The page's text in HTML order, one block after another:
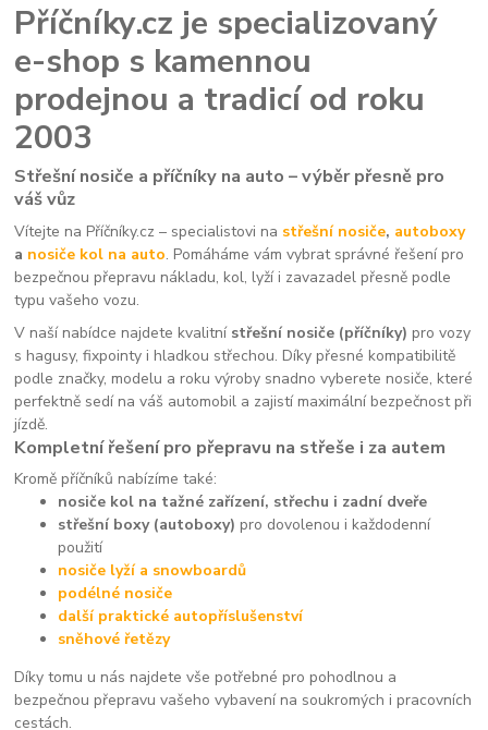
Příčníky.cz je specializovaný
e-shop s kamennou
prodejnou a tradicí od roku
2003
Střešní nosiče a příčníky na auto – výběr přesně pro
váš vůz
Vítejte na Příčníky.cz – specialistovi na střešní nosiče, autoboxy
a nosiče kol na auto. Pomáháme vám vybrat správné řešení pro
bezpečnou přepravu nákladu, kol, lyží i zavazadel přesně podle
typu vašeho vozu.
V naší nabídce najdete kvalitní střešní nosiče (příčníky) pro vozy
s hagusy, fixpointy i hladkou střechou. Díky přesné kompatibilitě
podle značky, modelu a roku výroby snadno vyberete nosiče, které
perfektně sedí na váš automobil a zajistí maximální bezpečnost při
jízdě.
Kompletní řešení pro přepravu na střeše i za autem
Kromě příčníků nabízíme také:
nosiče kol na tažné zařízení, střechu i zadní dveře
střešní boxy (autoboxy) pro dovolenou i každodenní
použití
nosiče lyží a snowboardů
podélné nosiče
další praktické autopříslušenství
sněhové řetězy
Díky tomu u nás najdete vše potřebné pro pohodlnou a
bezpečnou přepravu vašeho vybavení na soukromých i pracovních
cestách.